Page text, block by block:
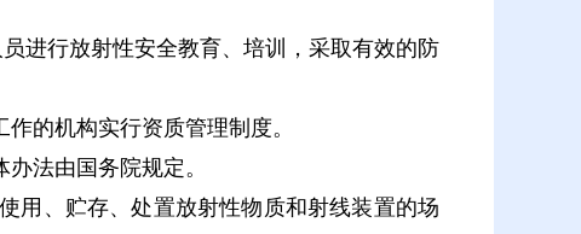
进行放射性安全教育、培训，采取有效的防
的机构实行资质管理制度。
法由国务院规定。
用、贮存、处置放射性物质和射线装置的场